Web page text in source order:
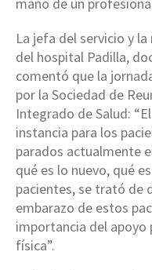
mano de un
La jefa del servicio y
del hospital Padilla,
comentó que la
por la Sociedad de
Integrado de Salud:
instancia para los
parados actualmente
qué es lo nuevo, qué
pacientes, se trató de
embarazo de estos
importancia del apoyo
física”.